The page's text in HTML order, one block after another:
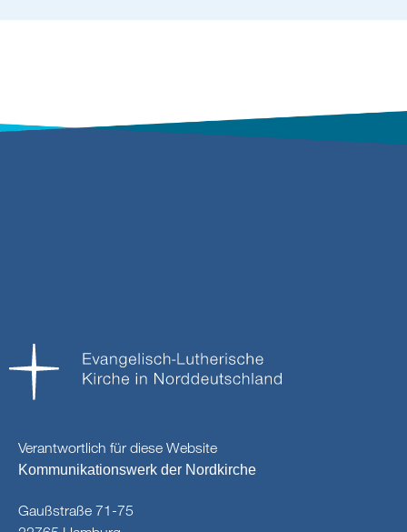
Verantwortlich für diese Website
Kommunikationswerk der Nordkirche
Gaußstraße 71-75